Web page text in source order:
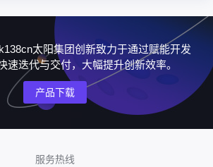
太阳集团创新致力于通过赋能开发
速迭代与交付，大幅提升创新效率。
产品下载
服务热线